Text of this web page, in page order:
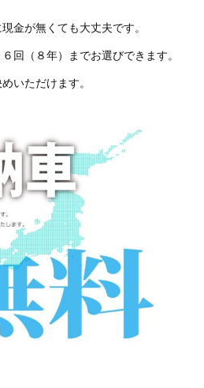
金が無くても大丈夫です。
回（８年）までお選びできます。
いただけます。